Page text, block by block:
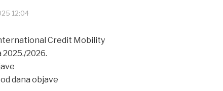
12:04
Credit Mobility
2026.
od dana objave